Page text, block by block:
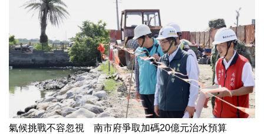
氣候挑戰不容忽視 南市府爭取加碼20億元治水預算